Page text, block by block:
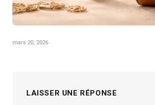
mars 20, 2026
LAISSER UNE RÉPONSE